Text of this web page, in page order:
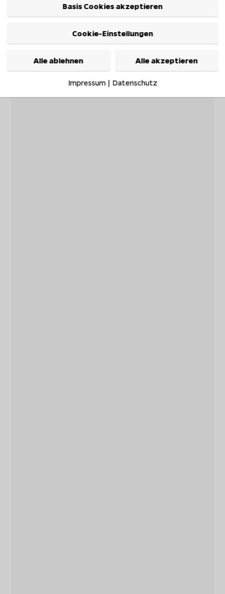
Basis Cookies akzeptieren
Cookie-Einstellungen
Alle ablehnen Alle akzeptieren
Impressum| Datenschutz